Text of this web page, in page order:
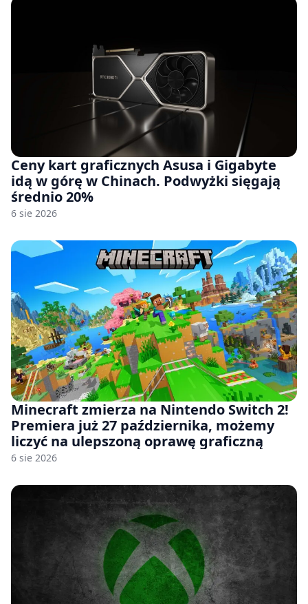
Ceny kart graficznych Asusa i Gigabyte
idą w górę w Chinach. Podwyżki sięgają
średnio 20%
6 sie 2026
Minecraft zmierza na Nintendo Switch 2!
Premiera już 27 października, możemy
liczyć na ulepszoną oprawę graficzną
6 sie 2026